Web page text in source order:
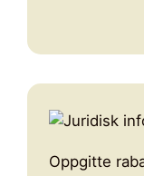
Oppgitte